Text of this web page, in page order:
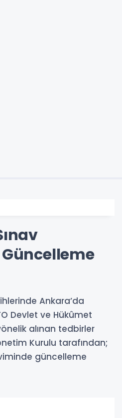
Ankara’da
Devlet ve Hükûmet
alınan tedbirler
Kurulu tarafından;
güncelleme